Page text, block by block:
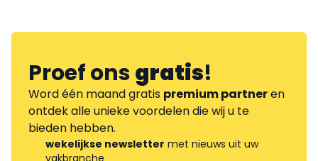
Proef onsgratis!
Word één maand gratis premium partneren
ontdek alle unieke voordelen die wij u te
bieden hebben.
wekelijkse newsletter met nieuws uit uw